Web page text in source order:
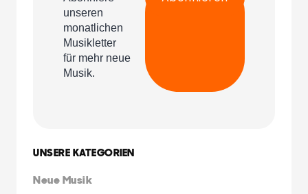
UNSERE KATEGORIEN
Neue Musik